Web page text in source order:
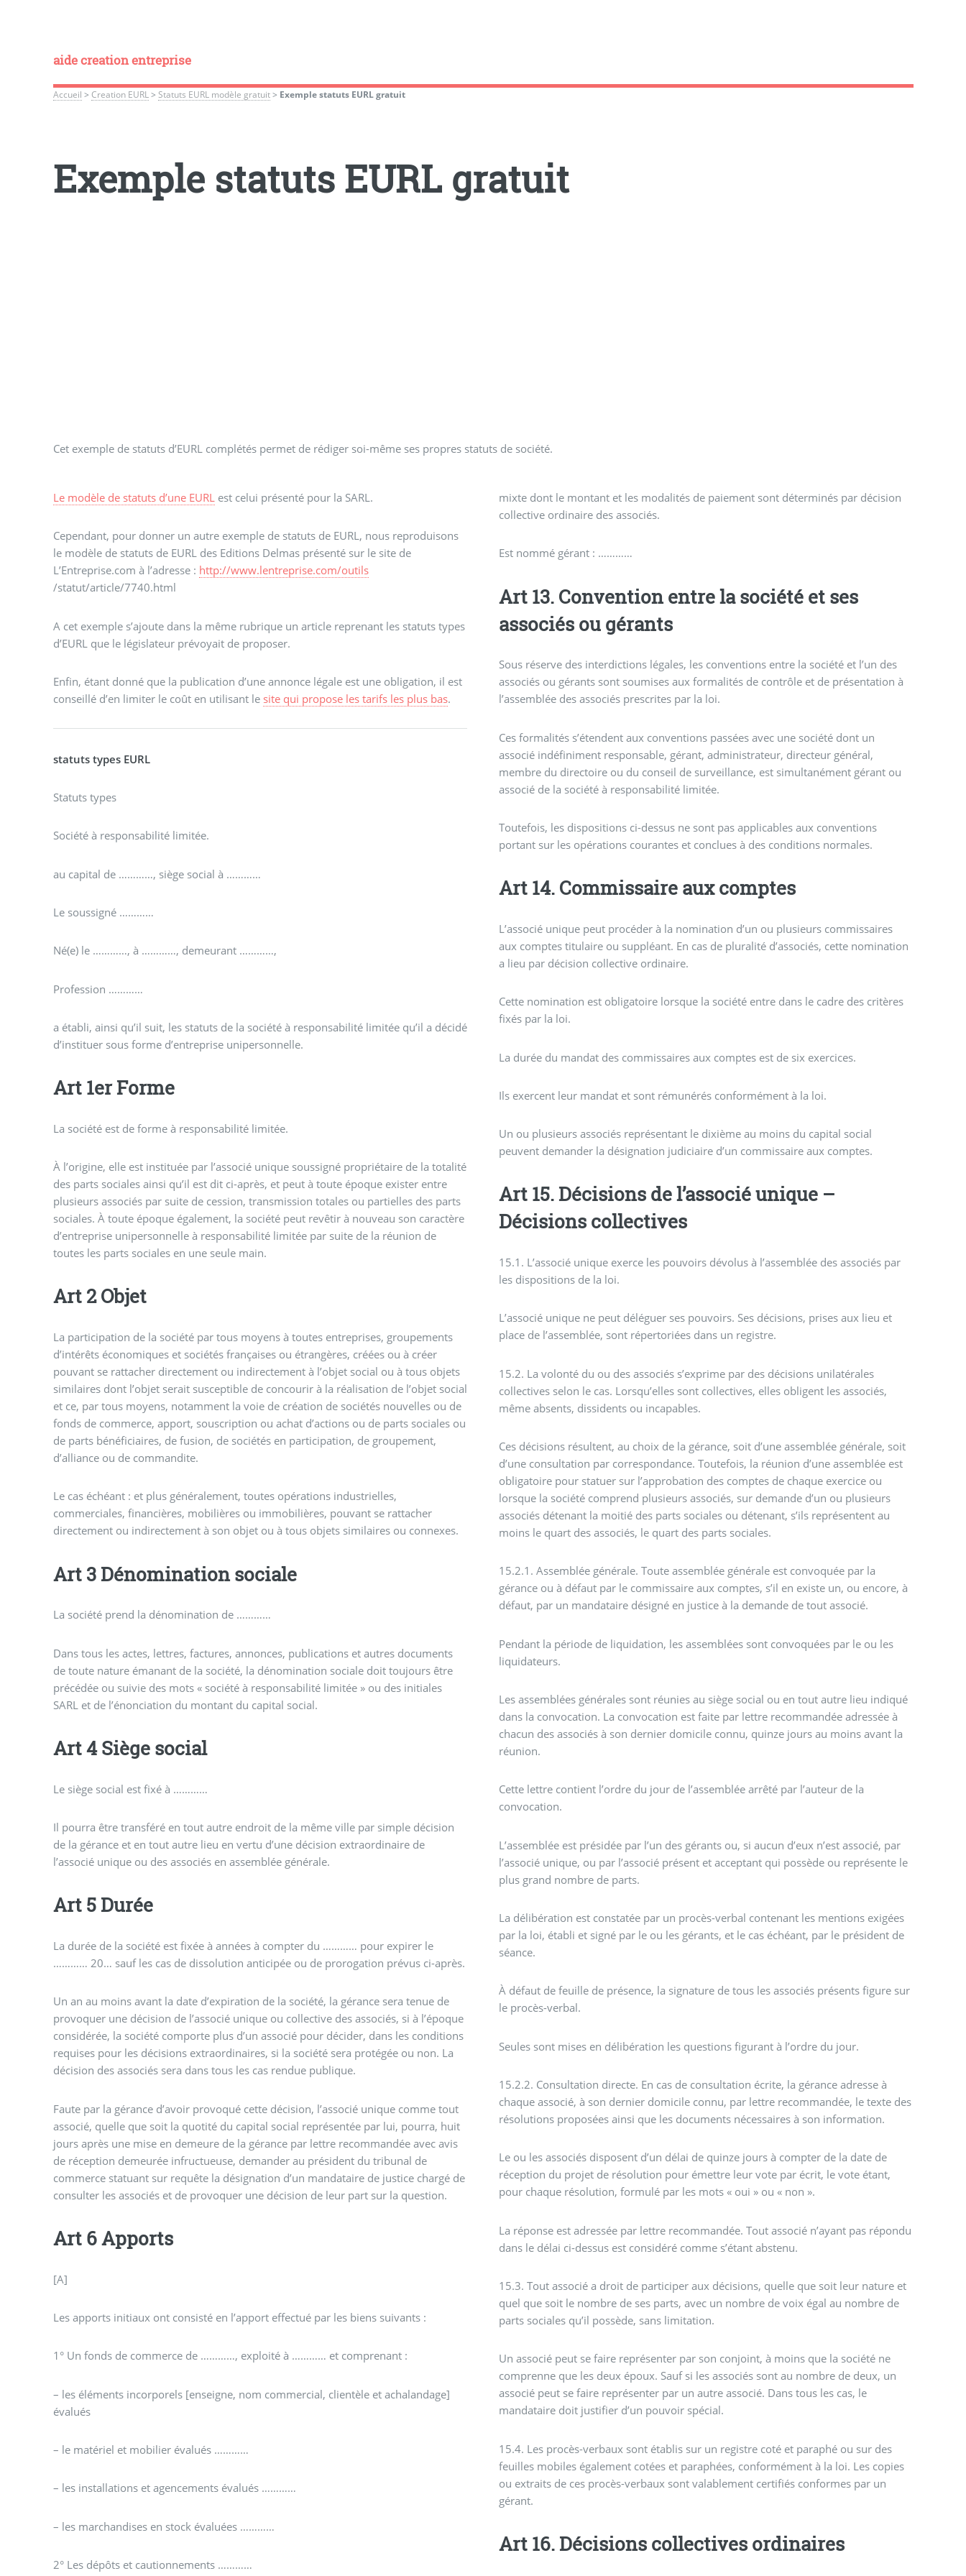
aide creation entreprise
Accueil > Creation EURL> Statuts EURL modèle gratuit> Exemple statuts EURL gratuit
Exemple statuts EURL gratuit
Cet exemple de statuts d’EURL complétés permet de rédiger soi-même ses propres statuts de société.
Le modèle de statuts d’une EURL est celui présenté pour la SARL.
Cependant, pour donner un autre exemple de statuts de EURL, nous reproduisons
le modèle de statuts de EURL des Editions Delmas présenté sur le site de
L’Entreprise.com à l’adresse : http://www.lentreprise.com/outils
/statut/article/7740.html
A cet exemple s’ajoute dans la même rubrique un article reprenant les statuts types
d’EURL que le législateur prévoyait de proposer.
Enfin, étant donné que la publication d’une annonce légale est une obligation, il est
conseillé d’en limiter le coût en utilisant le site qui propose les tarifs les plus bas.
statuts types EURL
Statuts types
Société à responsabilité limitée.
au capital de …………, siège social à …………
Le soussigné …………
Né(e) le …………, à …………, demeurant …………,
Profession …………
a établi, ainsi qu’il suit, les statuts de la société à responsabilité limitée qu’il a décidé
d’instituer sous forme d’entreprise unipersonnelle.
Art 1er Forme
La société est de forme à responsabilité limitée.
À l’origine, elle est instituée par l’associé unique soussigné propriétaire de la totalité
des parts sociales ainsi qu’il est dit ci-après, et peut à toute époque exister entre
plusieurs associés par suite de cession, transmission totales ou partielles des parts
sociales. À toute époque également, la société peut revêtir à nouveau son caractère
d’entreprise unipersonnelle à responsabilité limitée par suite de la réunion de
toutes les parts sociales en une seule main.
Art 2 Objet
La participation de la société par tous moyens à toutes entreprises, groupements
d’intérêts économiques et sociétés françaises ou étrangères, créées ou à créer
pouvant se rattacher directement ou indirectement à l’objet social ou à tous objets
similaires dont l’objet serait susceptible de concourir à la réalisation de l’objet social
et ce, par tous moyens, notamment la voie de création de sociétés nouvelles ou de
fonds de commerce, apport, souscription ou achat d’actions ou de parts sociales ou
de parts bénéficiaires, de fusion, de sociétés en participation, de groupement,
d’alliance ou de commandite.
Le cas échéant : et plus généralement, toutes opérations industrielles,
commerciales, financières, mobilières ou immobilières, pouvant se rattacher
directement ou indirectement à son objet ou à tous objets similaires ou connexes.
Art 3 Dénomination sociale
La société prend la dénomination de …………
Dans tous les actes, lettres, factures, annonces, publications et autres documents
de toute nature émanant de la société, la dénomination sociale doit toujours être
précédée ou suivie des mots « société à responsabilité limitée » ou des initiales
SARL et de l’énonciation du montant du capital social.
Art 4 Siège social
Le siège social est fixé à …………
Il pourra être transféré en tout autre endroit de la même ville par simple décision
de la gérance et en tout autre lieu en vertu d’une décision extraordinaire de
l’associé unique ou des associés en assemblée générale.
Art 5 Durée
La durée de la société est fixée à années à compter du ………… pour expirer le
………… 20… sauf les cas de dissolution anticipée ou de prorogation prévus ci-après.
Un an au moins avant la date d’expiration de la société, la gérance sera tenue de
provoquer une décision de l’associé unique ou collective des associés, si à l’époque
considérée, la société comporte plus d’un associé pour décider, dans les conditions
requises pour les décisions extraordinaires, si la société sera protégée ou non. La
décision des associés sera dans tous les cas rendue publique.
Faute par la gérance d’avoir provoqué cette décision, l’associé unique comme tout
associé, quelle que soit la quotité du capital social représentée par lui, pourra, huit
jours après une mise en demeure de la gérance par lettre recommandée avec avis
de réception demeurée infructueuse, demander au président du tribunal de
commerce statuant sur requête la désignation d’un mandataire de justice chargé de
consulter les associés et de provoquer une décision de leur part sur la question.
Art 6 Apports
[A]
Les apports initiaux ont consisté en l’apport effectué par les biens suivants :
1° Un fonds de commerce de …………, exploité à ………… et comprenant :
– les éléments incorporels [enseigne, nom commercial, clientèle et achalandage]
évalués
– le matériel et mobilier évalués …………
– les installations et agencements évalués …………
– les marchandises en stock évaluées …………
2° Les dépôts et cautionnements …………
mixte dont le montant et les modalités de paiement sont déterminés par décision
collective ordinaire des associés.
Est nommé gérant : …………
Art 13. Convention entre la société et ses
associés ou gérants
Sous réserve des interdictions légales, les conventions entre la société et l’un des
associés ou gérants sont soumises aux formalités de contrôle et de présentation à
l’assemblée des associés prescrites par la loi.
Ces formalités s’étendent aux conventions passées avec une société dont un
associé indéfiniment responsable, gérant, administrateur, directeur général,
membre du directoire ou du conseil de surveillance, est simultanément gérant ou
associé de la société à responsabilité limitée.
Toutefois, les dispositions ci-dessus ne sont pas applicables aux conventions
portant sur les opérations courantes et conclues à des conditions normales.
Art 14. Commissaire aux comptes
L’associé unique peut procéder à la nomination d’un ou plusieurs commissaires
aux comptes titulaire ou suppléant. En cas de pluralité d’associés, cette nomination
a lieu par décision collective ordinaire.
Cette nomination est obligatoire lorsque la société entre dans le cadre des critères
fixés par la loi.
La durée du mandat des commissaires aux comptes est de six exercices.
Ils exercent leur mandat et sont rémunérés conformément à la loi.
Un ou plusieurs associés représentant le dixième au moins du capital social
peuvent demander la désignation judiciaire d’un commissaire aux comptes.
Art 15. Décisions de l’associé unique –
Décisions collectives
15.1. L’associé unique exerce les pouvoirs dévolus à l’assemblée des associés par
les dispositions de la loi.
L’associé unique ne peut déléguer ses pouvoirs. Ses décisions, prises aux lieu et
place de l’assemblée, sont répertoriées dans un registre.
15.2. La volonté du ou des associés s’exprime par des décisions unilatérales
collectives selon le cas. Lorsqu’elles sont collectives, elles obligent les associés,
même absents, dissidents ou incapables.
Ces décisions résultent, au choix de la gérance, soit d’une assemblée générale, soit
d’une consultation par correspondance. Toutefois, la réunion d’une assemblée est
obligatoire pour statuer sur l’approbation des comptes de chaque exercice ou
lorsque la société comprend plusieurs associés, sur demande d’un ou plusieurs
associés détenant la moitié des parts sociales ou détenant, s’ils représentent au
moins le quart des associés, le quart des parts sociales.
15.2.1. Assemblée générale. Toute assemblée générale est convoquée par la
gérance ou à défaut par le commissaire aux comptes, s’il en existe un, ou encore, à
défaut, par un mandataire désigné en justice à la demande de tout associé.
Pendant la période de liquidation, les assemblées sont convoquées par le ou les
liquidateurs.
Les assemblées générales sont réunies au siège social ou en tout autre lieu indiqué
dans la convocation. La convocation est faite par lettre recommandée adressée à
chacun des associés à son dernier domicile connu, quinze jours au moins avant la
réunion.
Cette lettre contient l’ordre du jour de l’assemblée arrêté par l’auteur de la
convocation.
L’assemblée est présidée par l’un des gérants ou, si aucun d’eux n’est associé, par
l’associé unique, ou par l’associé présent et acceptant qui possède ou représente le
plus grand nombre de parts.
La délibération est constatée par un procès-verbal contenant les mentions exigées
par la loi, établi et signé par le ou les gérants, et le cas échéant, par le président de
séance.
À défaut de feuille de présence, la signature de tous les associés présents figure sur
le procès-verbal.
Seules sont mises en délibération les questions figurant à l’ordre du jour.
15.2.2. Consultation directe. En cas de consultation écrite, la gérance adresse à
chaque associé, à son dernier domicile connu, par lettre recommandée, le texte des
résolutions proposées ainsi que les documents nécessaires à son information.
Le ou les associés disposent d’un délai de quinze jours à compter de la date de
réception du projet de résolution pour émettre leur vote par écrit, le vote étant,
pour chaque résolution, formulé par les mots « oui » ou « non ».
La réponse est adressée par lettre recommandée. Tout associé n’ayant pas répondu
dans le délai ci-dessus est considéré comme s’étant abstenu.
15.3. Tout associé a droit de participer aux décisions, quelle que soit leur nature et
quel que soit le nombre de ses parts, avec un nombre de voix égal au nombre de
parts sociales qu’il possède, sans limitation.
Un associé peut se faire représenter par son conjoint, à moins que la société ne
comprenne que les deux époux. Sauf si les associés sont au nombre de deux, un
associé peut se faire représenter par un autre associé. Dans tous les cas, le
mandataire doit justifier d’un pouvoir spécial.
15.4. Les procès-verbaux sont établis sur un registre coté et paraphé ou sur des
feuilles mobiles également cotées et paraphées, conformément à la loi. Les copies
ou extraits de ces procès-verbaux sont valablement certifiés conformes par un
gérant.
Art 16. Décisions collectives ordinaires